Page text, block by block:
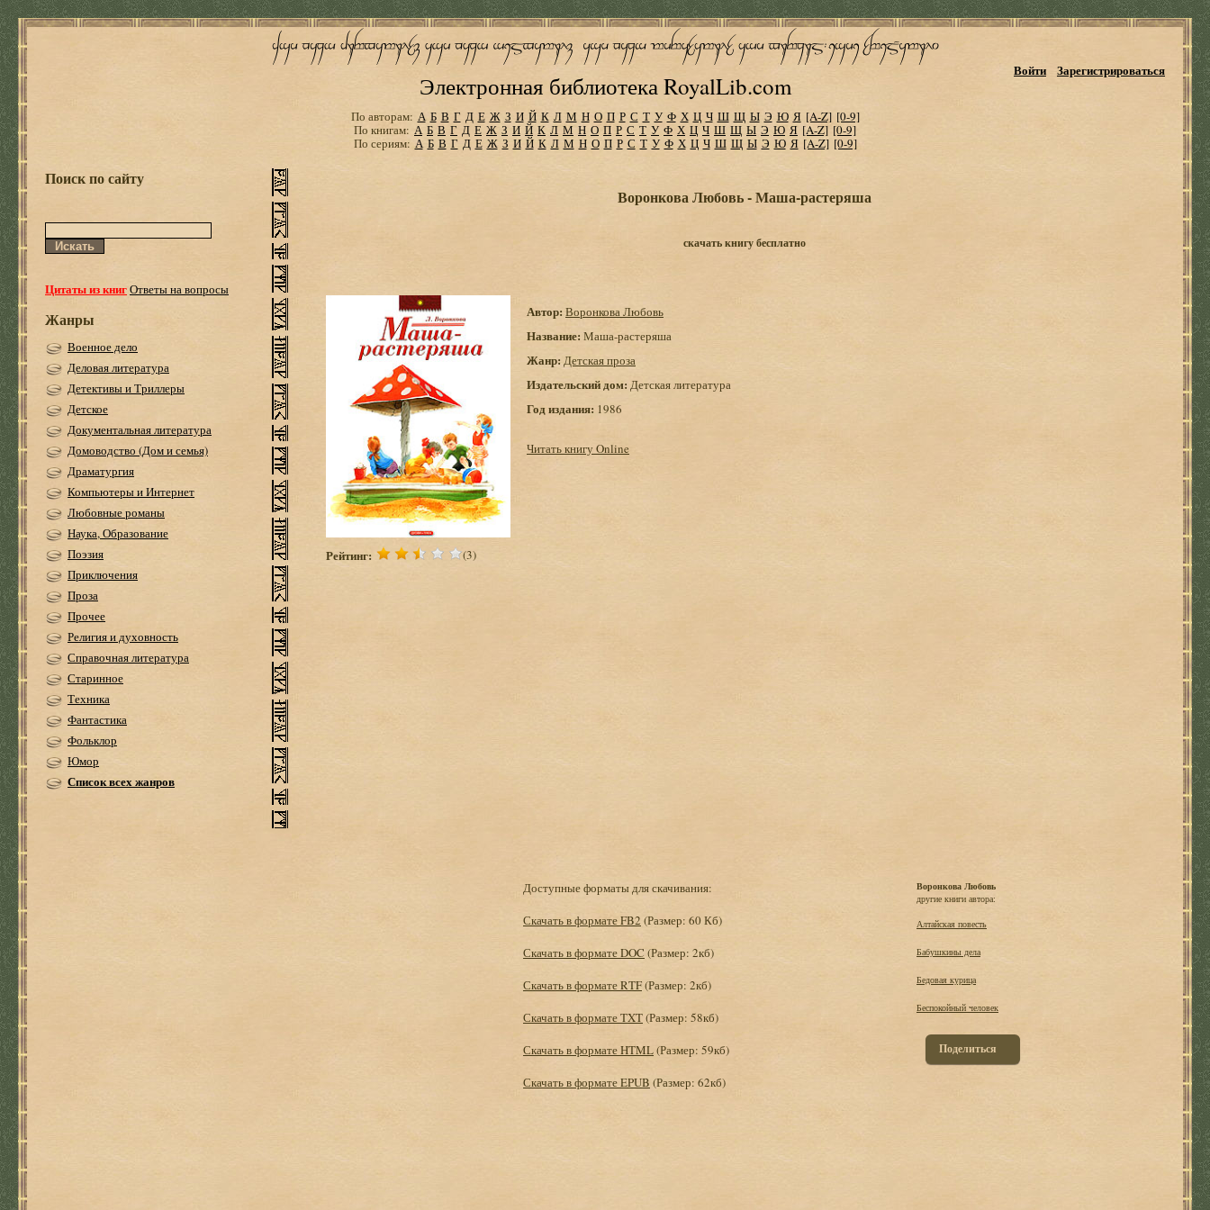
Электронная библиотека RoyalLib.com
Войти Зарегистрироваться
По авторам: А Б В Г Д Е Ж З И Й К Л М Н О П Р С Т У Ф Х Ц Ч Ш Щ Ы Э Ю Я [A-Z] [0-9]
По книгам: А Б В Г Д Е Ж З И Й К Л М Н О П Р С Т У Ф Х Ц Ч Ш Щ Ы Э Ю Я [A-Z] [0-9]
По сериям: А Б В Г Д Е Ж З И Й К Л М Н О П Р С Т У Ф Х Ц Ч Ш Щ Ы Э Ю Я [A-Z] [0-9]
Поиск по сайту
Цитаты из книгОтветы на вопросы
Жанры
Военное дело
Деловая литература
Детективы и Триллеры
Детское
Документальная литература
Домоводство (Дом и семья)
Драматургия
Компьютеры и Интернет
Любовные романы
Наука, Образование
Поэзия
Приключения
Проза
Прочее
Религия и духовность
Справочная литература
Старинное
Техника
Фантастика
Фольклор
Юмор
Список всех жанров
Воронкова Любовь - Маша-растеряша
скачать книгу бесплатно
Рейтинг: (3)
Автор: Воронкова Любовь
Название: Маша-растеряша
Жанр: Детская проза
Издательский дом: Детская литература
Год издания: 1986
Читать книгу Online
Доступные форматы для скачивания:
Скачать в формате FB2 (Размер: 60 Кб)
Скачать в формате DOC (Размер: 2кб)
Скачать в формате RTF(Размер: 2кб)
Скачать в формате TXT(Размер: 58кб)
Скачать в формате HTML(Размер: 59кб)
Скачать в формате EPUB (Размер: 62кб)
Воронкова Любовь
другие книги автора:
Алтайская повесть
Бабушкины дела
Бедовая курица
Беспокойный человек
Поделиться